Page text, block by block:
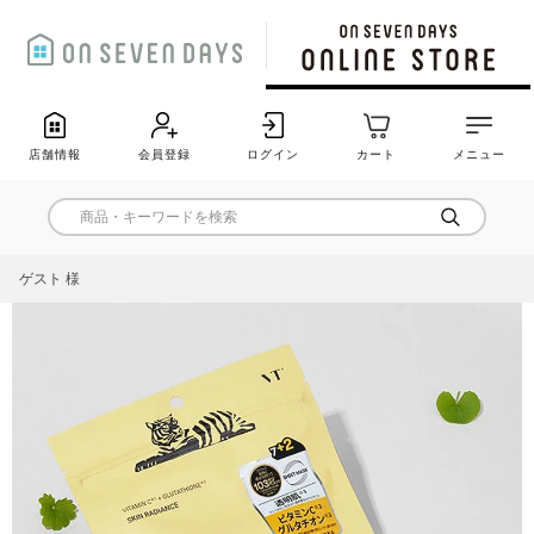
店舗情報 会員登録 ログイン カート メニュー
ゲスト 様